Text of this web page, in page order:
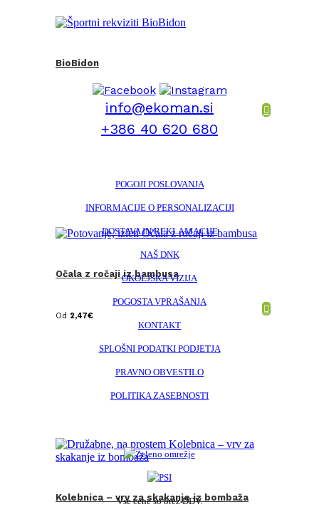
BioBidon
Očala z ročaji iz bambusa
Od 2,47€
Kolebnica – vrv za skakanje iz bombaža
info@ekoman.si
+386 40 620 680
POGOJI POSLOVANJA
INFORMACIJE O PERSONALIZACIJI
DOSTAVA IN REKLAMACIJE
NAŠ DNK
OKOLJSKA VIZIJA
POGOSTA VPRAŠANJA
KONTAKT
SPLOŠNI PODATKI PODJETJA
PRAVNO OBVESTILO
POLITIKA ZASEBNOSTI
Vse cene so brez DDV.